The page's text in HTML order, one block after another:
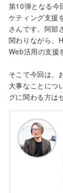
第10弾となる今
ケティング支援
さんです。阿部
関わりながら、
Web活用の支援
そこで今回は、
大事なことにつ
グに関わる方は